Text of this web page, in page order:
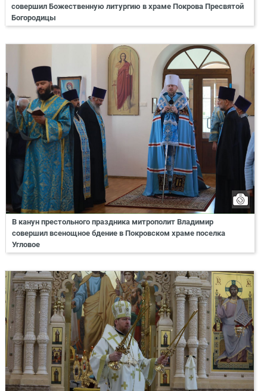
совершил Божественную литургию в храме Покрова Пресвятой
Богородицы
В канун престольного праздника митрополит Владимир
совершил всенощное бдение в Покровском храме поселка
Угловое